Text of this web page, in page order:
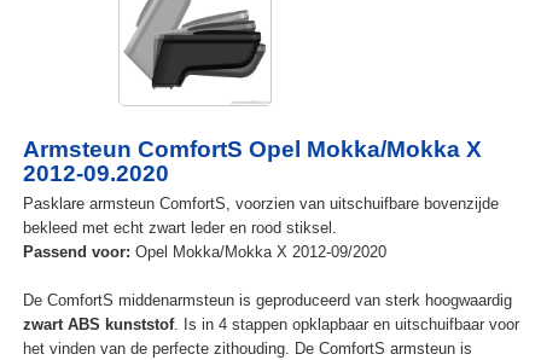
Armsteun ComfortS Opel Mokka/Mokka X
2012-09.2020
Pasklare armsteun ComfortS, voorzien van uitschuifbare bovenzijde
bekleed met echt zwart leder en rood stiksel.
Passend voor: Opel Mokka/Mokka X 2012-09/2020
De ComfortS middenarmsteun is geproduceerd van sterk hoogwaardig
zwart ABS kunststof. Is in 4 stappen opklapbaar en uitschuifbaar voor
het vinden van de perfecte zithouding. De ComfortS armsteun is